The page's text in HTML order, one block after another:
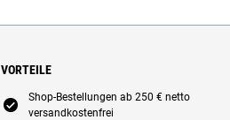
VORTEILE
E
Shop-Bestellungen ab 250 € netto
versandkostenfrei